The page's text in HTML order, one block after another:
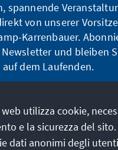
spannende
von unserer
Karrenbauer.
und bleiben
auf dem Laufenden.
utilizza cookie,
e la sicurezza del
dati anonimi degli